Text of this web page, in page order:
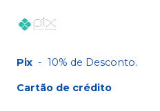
Pix - 10% de Desconto.
Cartão de crédito